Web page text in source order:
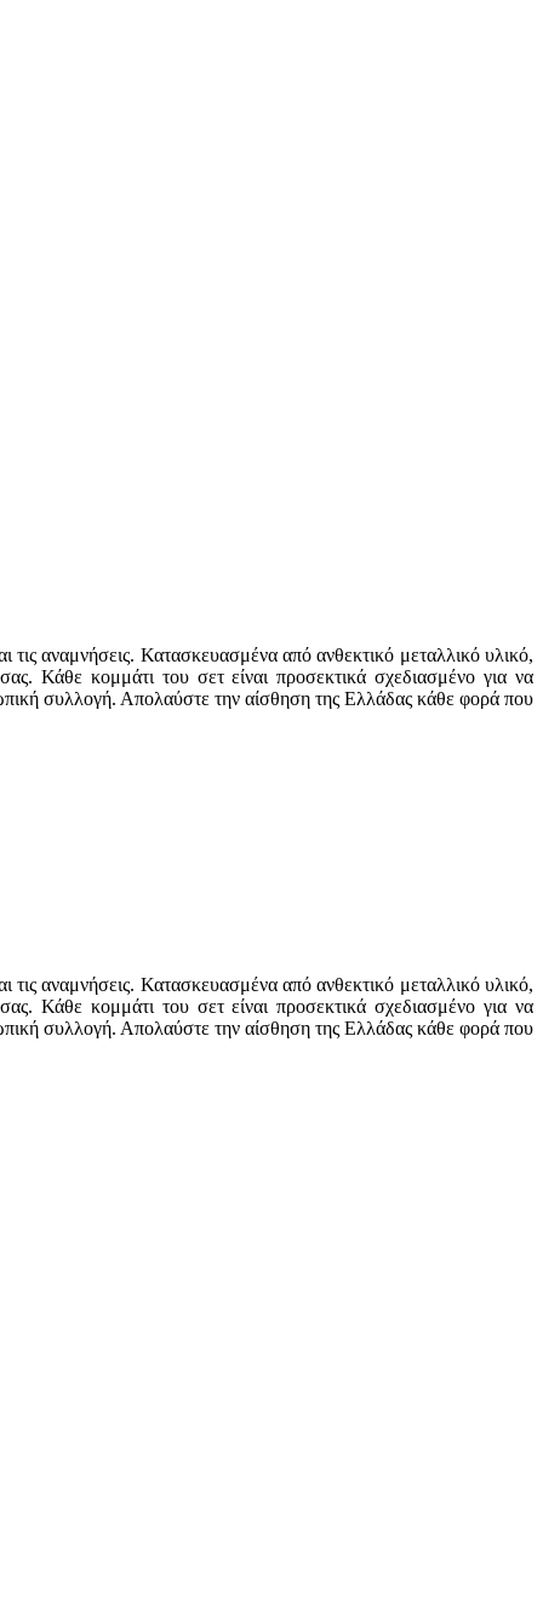
αναμνήσεις. Κατασκευασμένα από ανθεκτικό μεταλλικό υλικό,
Κάθε κομμάτι του σετ είναι προσεκτικά σχεδιασμένο για να
συλλογή. Απολαύστε την αίσθηση της Ελλάδας κάθε φορά που
αναμνήσεις. Κατασκευασμένα από ανθεκτικό μεταλλικό υλικό,
Κάθε κομμάτι του σετ είναι προσεκτικά σχεδιασμένο για να
συλλογή. Απολαύστε την αίσθηση της Ελλάδας κάθε φορά που